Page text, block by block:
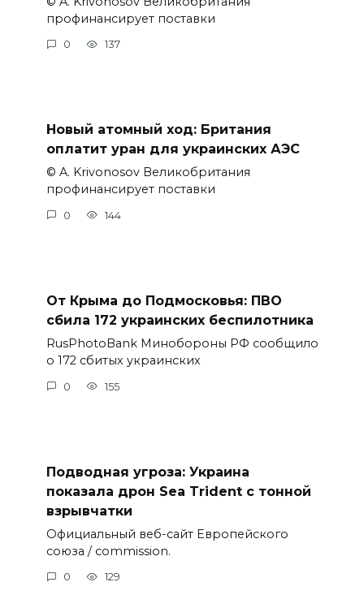
профинансирует поставки
0 137
Новый атомный ход: Британия
оплатит уран для украинских АЭС
© A. Krivonosov Великобритания
профинансирует поставки
0 144
От Крыма до Подмосковья: ПВО
сбила 172 украинских беспилотника
RusPhotoBank Минобороны РФ сообщило
о 172 сбитых украинских
0 155
Подводная угроза: Украина
показала дрон Sea Trident с тонной
взрывчатки
Официальный веб-сайт Европейского
союза / commission.
0 129